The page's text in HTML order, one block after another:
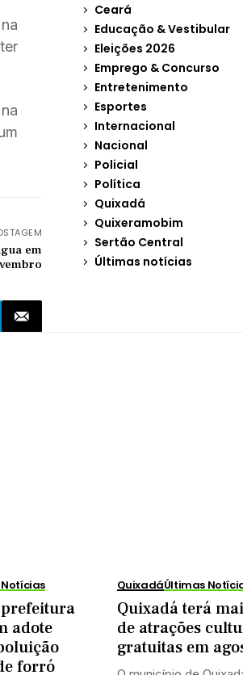
em
Ceará
Educação & Vestibular
Eleições 2026
Emprego & Concurso
Entretenimento
Esportes
Internacional
Nacional
Policial
Política
Quixadá
Quixeramobim
Sertão Central
Últimas notícias
prefeitura
adote
forró
QuixadáÚltimas
Quixadá terá
de atrações
gratuitas em